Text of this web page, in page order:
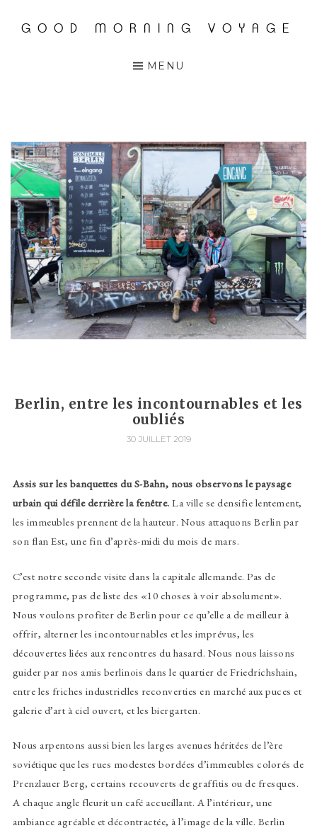
AccéderGOOD MORNING VOYAGE
MENU
Berlin, entre les incontournables et les
oubliés
30 JUILLET 2019
Assis sur les banquettes du S-Bahn, nous observons le paysage
urbain qui défile derrière la fenêtre. La ville se densifie lentement,
les immeubles prennent de la hauteur. Nous attaquons Berlin par
son flan Est, une fin d’après-midi du mois de mars.
C’est notre seconde visite dans la capitale allemande. Pas de
programme, pas de liste des «10 choses à voir absolument».
Nous voulons profiter de Berlin pour ce qu’elle a de meilleur à
offrir, alterner les incontournables et les imprévus, les
découvertes liées aux rencontres du hasard. Nous nous laissons
guider par nos amis berlinois dans le quartier de Friedrichshain,
entre les friches industrielles reconverties en marché aux puces et
galerie d’art à ciel ouvert, et les biergarten.
Nous arpentons aussi bien les larges avenues héritées de l’ère
soviétique que les rues modestes bordées d’immeubles colorés de
Prenzlauer Berg, certains recouverts de graffitis ou de fresques.
A chaque angle fleurit un café accueillant. A l’intérieur, une
ambiance agréable et décontractée, à l’image de la ville. Berlin